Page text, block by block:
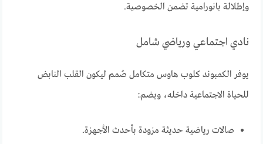
وإطلالة بانورامية تضمن الخصوصية.
نادي اجتماعي ورياضي شامل
يوفر الكمبوند كلوب هاوس متكامل صُمم ليكون القلب النابض
للحياة الاجتماعية داخله، ويضم:
صالات رياضية حديثة مزودة بأحدث الأجهزة.